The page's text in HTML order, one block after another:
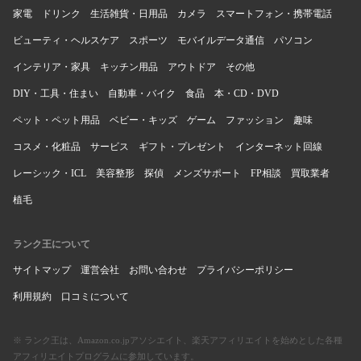
家電 ドリンク 生活雑貨・日用品 カメラ スマートフォン・携帯電話
ビューティ・ヘルスケア スポーツ モバイルデータ通信 パソコン
インテリア・家具 キッチン用品 アウトドア その他
DIY・工具・住まい 自動車・バイク 食品 本・CD・DVD
ペット・ペット用品 ベビー・キッズ ゲーム ファッション 趣味
コスメ・化粧品 サービス ギフト・プレゼント インターネット回線
レーシック・ICL 美容整形 探偵 メンズサポート FP相談 買取業者
植毛
ランク王について
サイトマップ 運営会社 お問い合わせ プライバシーポリシー
利用規約 口コミについて
※ ランク王は、Amazon.co.jpアソシエイト、楽天アフィリエイトを始めとした各種
アフィリエイトプログラムに参加しています。